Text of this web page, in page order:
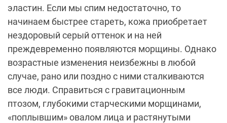
эластин. Если мы спим недостаточно, то
начинаем быстрее стареть, кожа приобретает
нездоровый серый оттенок и на ней
преждевременно появляются морщины. Однако
возрастные изменения неизбежны в любой
случае, рано или поздно с ними сталкиваются
все люди. Справиться с гравитационным
птозом, глубокими старческими морщинами,
«поплывшим» овалом лица и растянутыми